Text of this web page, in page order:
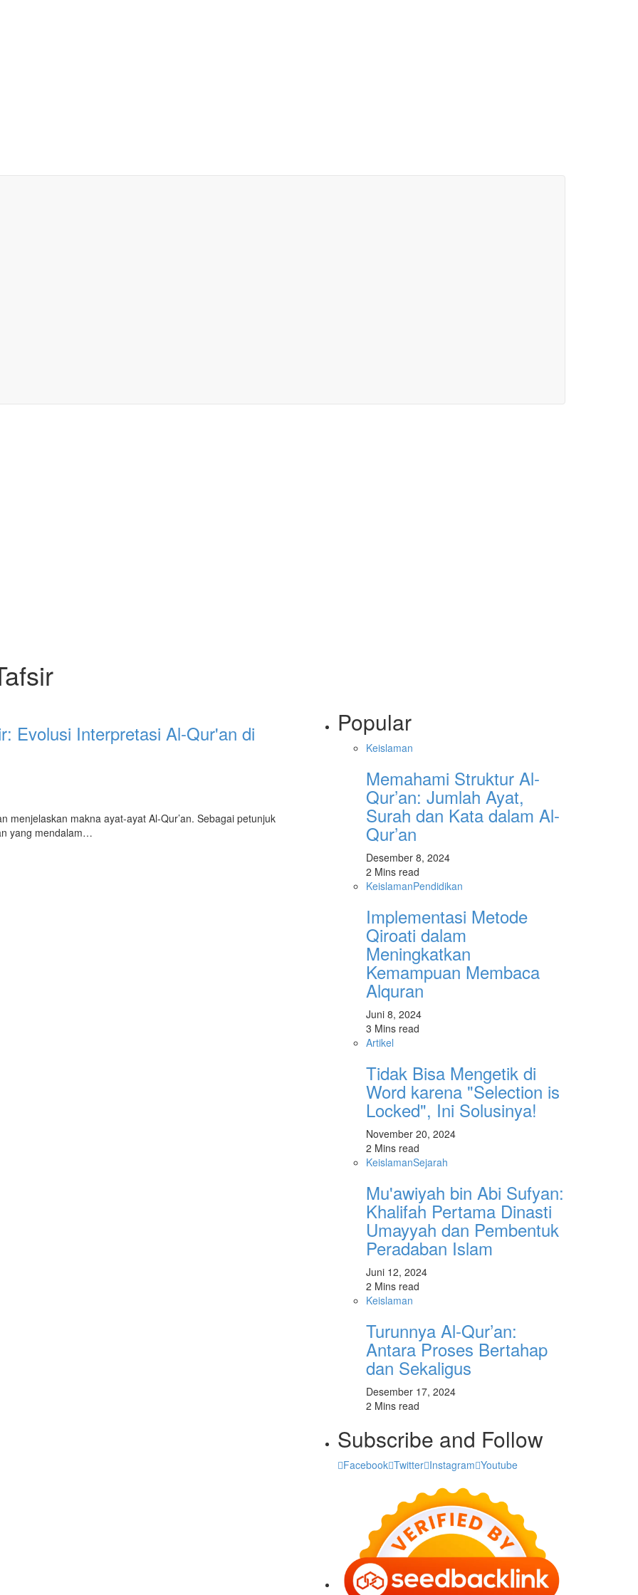
Evolusi Interpretasi Al-Qur'an di
menjelaskan makna ayat-ayat Al-Qur’an. Sebagai petunjuk
yang mendalam…
Popular
Keislaman
Memahami Struktur Al-
Qur’an: Jumlah Ayat,
Surah dan Kata dalam Al-
Qur’an
Desember 8, 2024
2 Mins read
KeislamanPendidikan
Implementasi Metode
Qiroati dalam
Meningkatkan
Kemampuan Membaca
Alquran
Juni 8, 2024
3 Mins read
Artikel
Tidak Bisa Mengetik di
Word karena "Selection is
Locked", Ini Solusinya!
November 20, 2024
2 Mins read
KeislamanSejarah
Mu'awiyah bin Abi Sufyan:
Khalifah Pertama Dinasti
Umayyah dan Pembentuk
Peradaban Islam
Juni 12, 2024
2 Mins read
Keislaman
Turunnya Al-Qur’an:
Antara Proses Bertahap
dan Sekaligus
Desember 17, 2024
2 Mins read
Subscribe and Follow
Facebook Twitter Instagram Youtube